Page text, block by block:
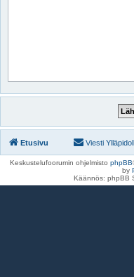
Etusivu Viesti
Keskustelufoorumin ohjelmisto phpBB
by
Käännös: phpBB